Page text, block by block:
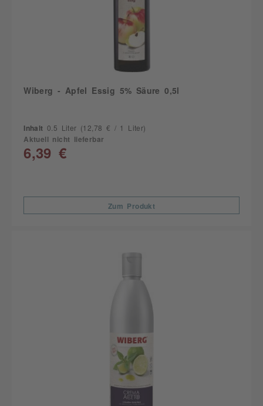
Wiberg - Apfel Essig 5% Säure 0,5l
Inhalt 0.5 Liter (12,78 € / 1 Liter)
Aktuell nicht lieferbar
6,39 €
Zum Produkt